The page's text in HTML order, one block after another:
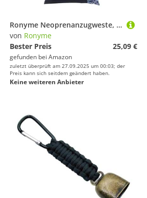
Ronyme Neoprenanzugweste, Surf-Oberteile, Wassersport, Mode, Neopren-Oberteil, ärmellose Tauchweste, Neoprenanzug-Westenjacke zum Kanufahren, Surfen, S
von Ronyme
Bester Preis
25,09 €
gefunden bei Amazon
zuletzt überprüft am 27.09.2025 um 00:03; der
Preis kann sich seitdem geändert haben.
Keine weiteren Anbieter